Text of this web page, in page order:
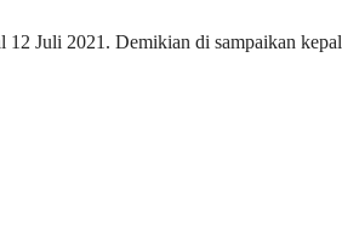
Juli 2021. Demikian di sampaikan